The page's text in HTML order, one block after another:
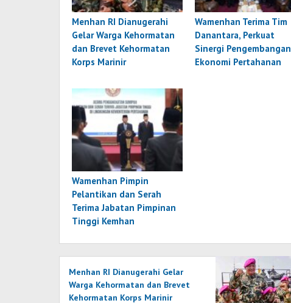
Menhan RI Dianugerahi
Gelar Warga Kehormatan
dan Brevet Kehormatan
Korps Marinir
Wamenhan Terima Tim
Danantara, Perkuat
Sinergi Pengembangan
Ekonomi Pertahanan
Wamenhan Pimpin
Pelantikan dan Serah
Terima Jabatan Pimpinan
Tinggi Kemhan
Menhan RI Dianugerahi Gelar
Warga Kehormatan dan Brevet
Kehormatan Korps Marinir